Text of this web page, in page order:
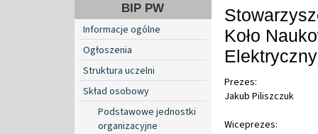
BIP PW
Informacje ogólne
Ogłoszenia
Struktura uczelni
Skład osobowy
Podstawowe jednostki
organizacyjne
Koło
Prezes:
Jakub Piliszczuk
Wiceprezes: